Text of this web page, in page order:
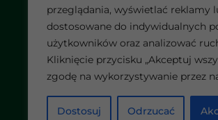
przeglądania, wyświetlać reklamy
dostosowane do indywidualnych
użytkowników oraz analizować
Kliknięcie przycisku „Akceptuj
zgodę na wykorzystywanie przez
Dostosuj Odrzucać
DO